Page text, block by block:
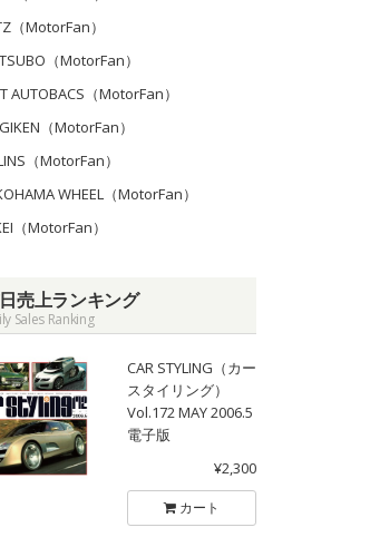
（MotorFan）
（MotorFan）
AUTOBACS（MotorFan）
（MotorFan）
（MotorFan）
WHEEL（MotorFan）
（MotorFan）
売上ランキング
Sales Ranking
CAR STYLING（カー
スタイリング）
Vol.172 MAY 2006.5
電子版
¥2,300
カート